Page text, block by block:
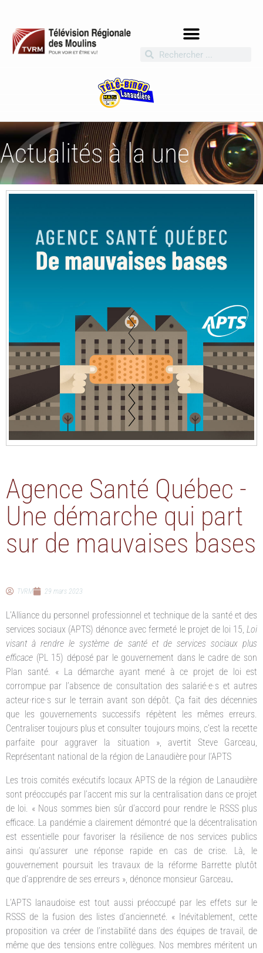
Actualités à la une
Agence Santé Québec -
Une démarche qui part
sur de mauvaises bases
TVRM 29 mars 2023
L’Alliance du personnel professionnel et technique de la santé et des
services sociaux (APTS) dénonce avec fermeté le projet de loi 15, Loi
visant à rendre le système de santé et de services sociaux plus
efficace (PL 15) déposé par le gouvernement dans le cadre de son
Plan santé. « La démarche ayant mené à ce projet de loi est
corrompue par l’absence de consultation des salarié·e·s et autres
acteur·rice·s sur le terrain avant son dépôt. Ça fait des décennies
que les gouvernements successifs répètent les mêmes erreurs.
Centraliser toujours plus et consulter toujours moins, c’est la recette
parfaite pour aggraver la situation », avertit Steve Garceau,
Représentant national de la région de Lanaudière pour l’APTS
Les trois comités exécutifs locaux APTS de la région de Lanaudière
sont préoccupés par l’accent mis sur la centralisation dans ce projet
de loi. « Nous sommes bien sûr d’accord pour rendre le RSSS plus
efficace. La pandémie a clairement démontré que la décentralisation
est essentielle pour favoriser la résilience de nos services publics
ainsi qu’assurer une réponse rapide en cas de crise. Là, le
gouvernement poursuit les travaux de la réforme Barrette plutôt
que d’apprendre de ses erreurs », dénonce monsieur Garceau.
L’APTS lanaudoise est tout aussi préoccupé par les effets sur le
RSSS de la fusion des listes d’ancienneté. « Inévitablement, cette
proposition va créer de l’instabilité dans des équipes de travail, de
même que des tensions entre collègues. Nos membres méritent un